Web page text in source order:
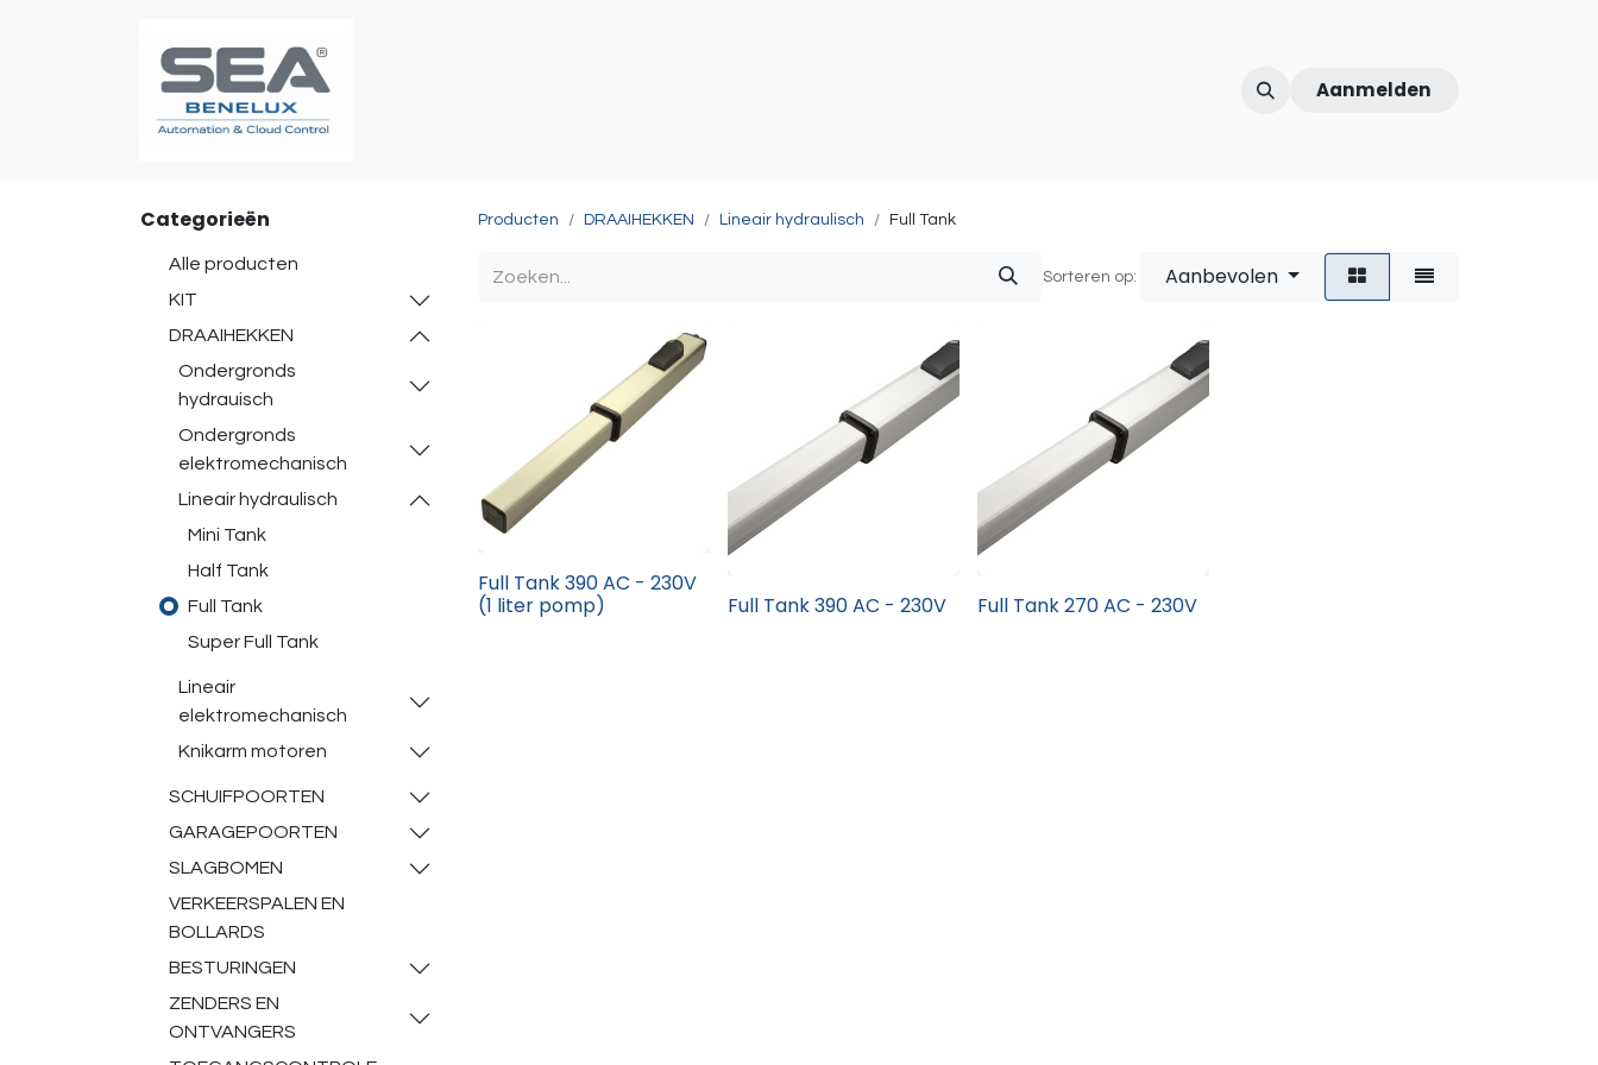
Over ons Afspraak
Aanmelden
Categorieën
Alle producten
KIT
DRAAIHEKKEN
Ondergronds
hydrauisch
Ondergronds
elektromechanisch
Lineair hydraulisch
Mini Tank
Half Tank
Full Tank
Super Full Tank
Lineair
elektromechanisch
Knikarm motoren
SCHUIFPOORTEN
GARAGEPOORTEN
SLAGBOMEN
VERKEERSPALEN EN
BOLLARDS
BESTURINGEN
ZENDERS EN
ONTVANGERS
Producten DRAAIHEKKEN Lineair hydraulisch Full Tank
Sorteren op: Aanbevolen
Full Tank 390 AC - 230V
(1 liter pomp)
Full Tank 390 AC - 230V Full Tank 270 AC - 230V